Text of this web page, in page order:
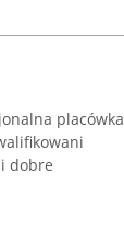
placówka
dobre